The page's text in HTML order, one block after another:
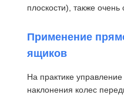
Барабанчик веревочки
Концевая балка
плоскости), также очень
Применение
ящиков
На практике
наклонения колес